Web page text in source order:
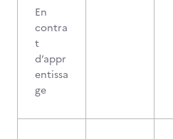
En
contra
t
d’appr
entissa
ge